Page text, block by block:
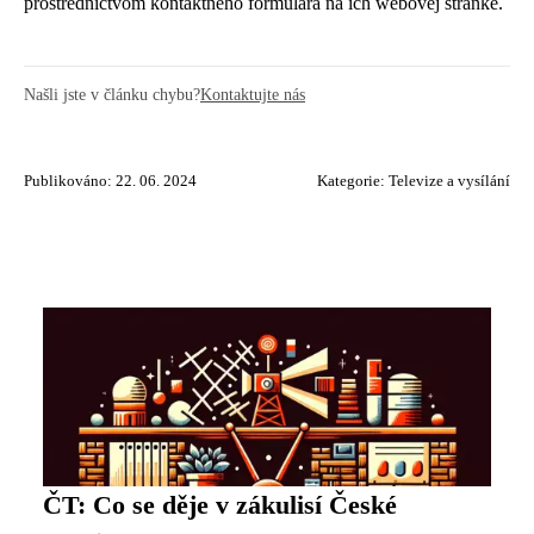
Našli jste v článku chybu?Kontaktujte nás
Publikováno: 22. 06. 2024 Kategorie: Televize a vysílání
ČT: Co se děje v zákulisí České